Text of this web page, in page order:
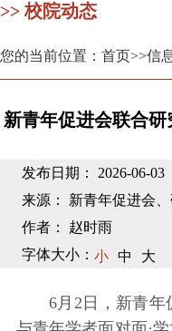
>> 校院动态
您的当前位置：首页>>信
新青年促进会联合
发布日期： 2026-06-03
来源： 新青年促进会
作者： 赵时雨
字体大小： 小 中 大
6月2日，新青年